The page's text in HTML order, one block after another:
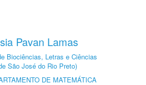
Pavan Lamas
Biociências, Letras e Ciências
São José do Rio Preto)
DE MATEMÁTICA